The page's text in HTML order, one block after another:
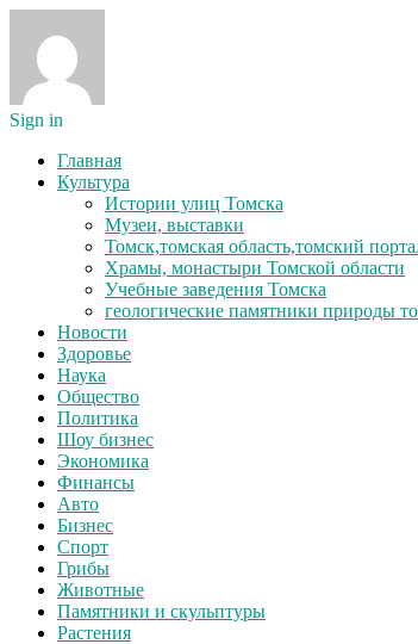
Sign in
Главная
Культура
Истории улиц Томска
Музеи, выставки
Томск,томская область,томский
Храмы, монастыри Томской области
Учебные заведения Томска
геологические памятники природы
Новости
Здоровье
Наука
Общество
Политика
Шоу бизнес
Экономика
Финансы
Авто
Бизнес
Спорт
Грибы
Животные
Памятники и скульптуры
Растения